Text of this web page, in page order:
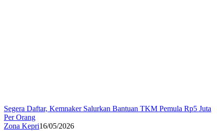
Segera Daftar, Kemnaker Salurkan Bantuan TKM Pemula Rp5 Juta
Per Orang
Zona Kepri16/05/2026